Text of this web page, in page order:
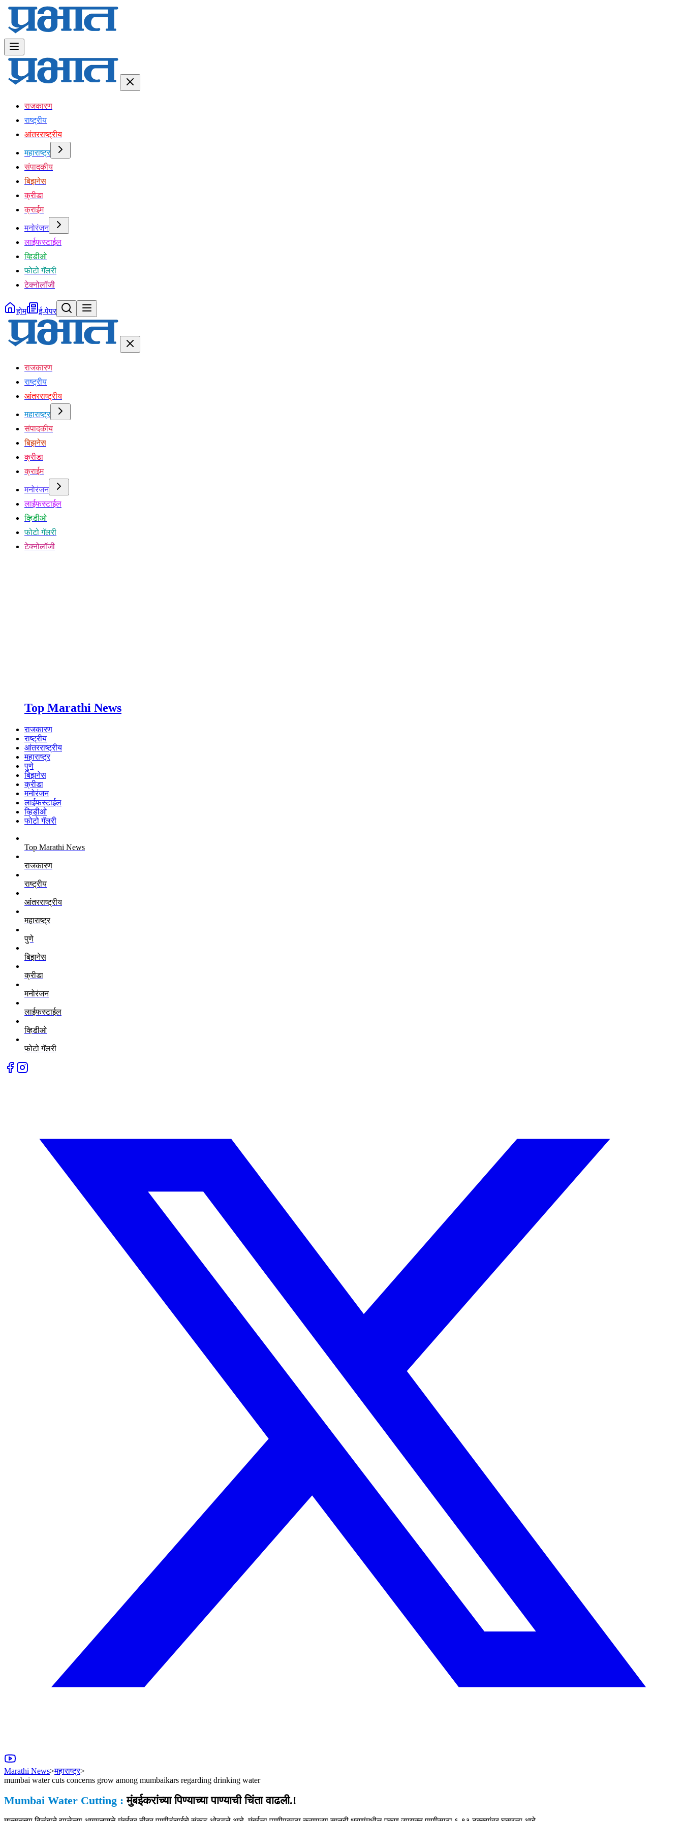
राजकारण
राष्ट्रीय
आंतरराष्ट्रीय
महाराष्ट्र
संपादकीय
बिझनेस
क्रीडा
क्राईम
मनोरंजन
लाईफस्टाईल
व्हिडीओ
फोटो गॅलरी
टेक्नोलॉजी
होम ई-पेपर
राजकारण
राष्ट्रीय
आंतरराष्ट्रीय
महाराष्ट्र
संपादकीय
बिझनेस
क्रीडा
क्राईम
मनोरंजन
लाईफस्टाईल
व्हिडीओ
फोटो गॅलरी
टेक्नोलॉजी
Top Marathi News
राजकारण
राष्ट्रीय
आंतरराष्ट्रीय
महाराष्ट्र
पुणे
बिझनेस
क्रीडा
मनोरंजन
लाईफस्टाईल
व्हिडीओ
फोटो गॅलरी
Top Marathi News
राजकारण
राष्ट्रीय
आंतरराष्ट्रीय
महाराष्ट्र
पुणे
बिझनेस
क्रीडा
मनोरंजन
लाईफस्टाईल
व्हिडीओ
फोटो गॅलरी
Marathi News>महाराष्ट्र>
mumbai water cuts concerns grow among mumbaikars regarding drinking water
Mumbai Water Cutting : मुंबईकरांच्या पिण्याच्या पाण्याची चिंता वाढली.!